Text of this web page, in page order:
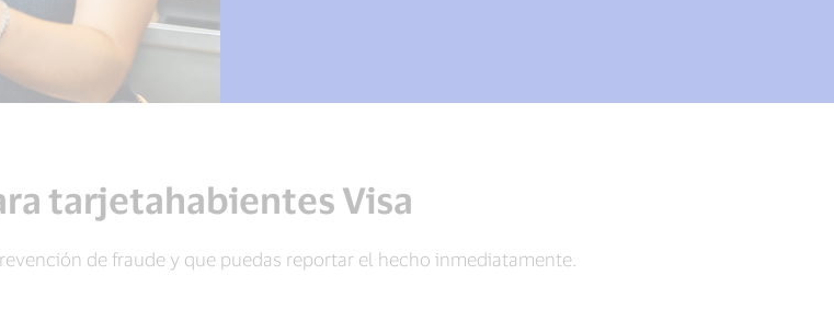
tarjetahabientes Visa
de fraude y que puedas reportar el hecho inmediatamente.